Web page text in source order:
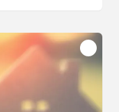
à manger,
Cave, Jardin,